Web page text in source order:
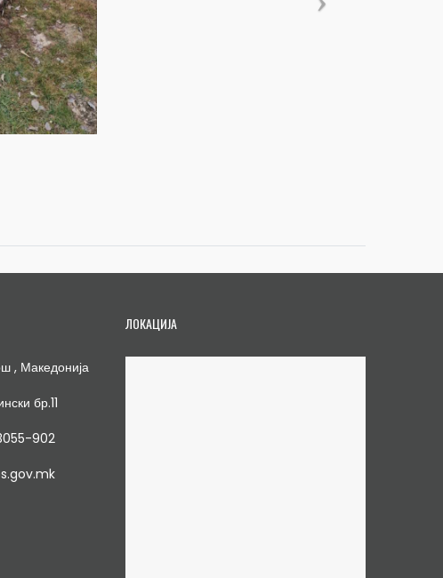
, Македонија
бр.11
902
ЛОКАЦИЈА